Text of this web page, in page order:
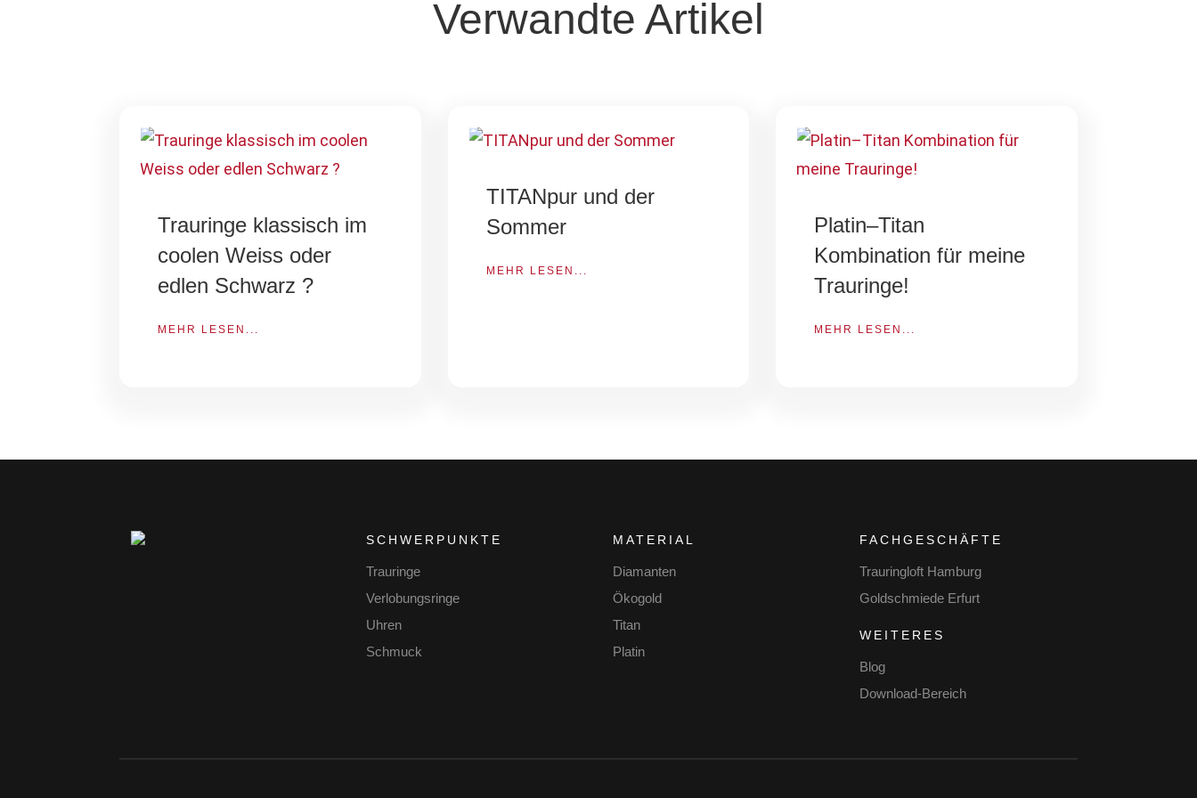
Verwandte Artikel
Trauringe klassisch im
coolen Weiss oder
edlen Schwarz ?
MEHR LESEN...
TITANpur und der
Sommer
MEHR LESEN...
Platin–Titan
Kombination für meine
Trauringe!
MEHR LESEN...
SCHWERPUNKTE
Trauringe
Verlobungsringe
Uhren
Schmuck
MATERIAL
Diamanten
Ökogold
Titan
Platin
FACHGESCHÄFTE
Trauringloft Hamburg
Goldschmiede Erfurt
WEITERES
Blog
Download-Bereich